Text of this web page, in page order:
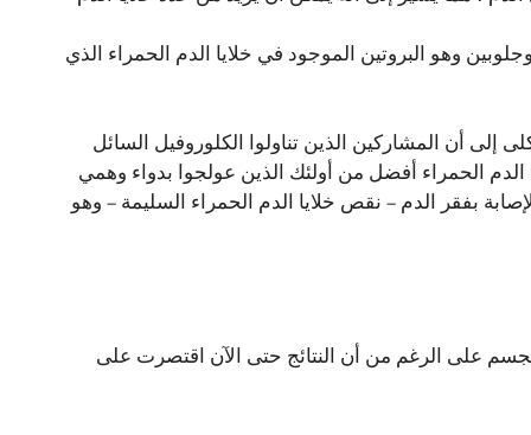
وهو البروتين الموجود في خلايا الدم الحمراء الذي
خضعوا لغسيل الكلى إلى أن المشاركين الذين تناولوا الكلوروفيل السائل
الدم الحمراء أفضل من أولئك الذين عولجوا بدواء وهمي
بفقر الدم – نقص خلايا الدم الحمراء السليمة – وهو
على الرغم من أن النتائج حتى الآن اقتصرت على